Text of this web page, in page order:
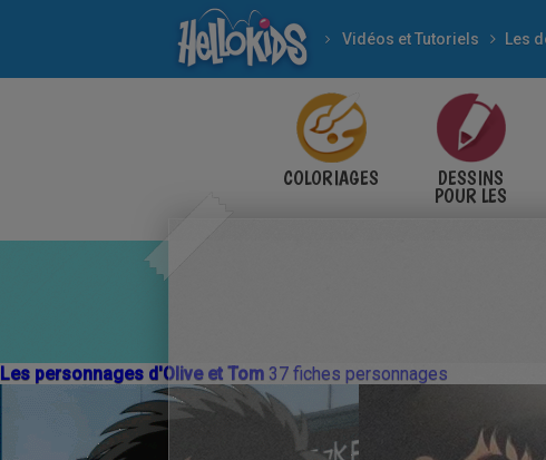
Vidéos et Tutoriels Les
COLORIAGES DESSINS
POUR LES
Les personnages d'Olive et Tom 37 fiches personnages